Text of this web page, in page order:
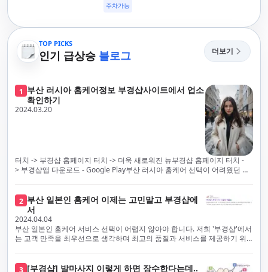
주차가능
TOP PICKS
인기 급상승 블로그 더보기
1 부산 러시아 홈케어정보 부경샵사이트에서 업소
확인하기
2024.03.20
터치 -> 부경샵 홈페이지 터치 -> 더욱 새로워진 뉴부경샵 홈페이지 터치 -
> 부경샵앱 다운로드 - Google Play부산 러시아 홈케어 선택이 어려웠던 시
스의 모든 과정을 후불제로 운영합니다. 이는 고객님의 최대 편의를 보장하
기 위한 부경샵의 약속입니다.부경샵은 현장에서 바로 고객님께 서비스를
제공하는 깨끗하고 전문적으로 훈련된 관리사들을 다수 보유하고 있음을 자
랑스럽게 생각합니다. 이는 프리미엄 부산 러시아 홈케어 경험을 제공하기
위한 부경샵의 노력의 일환입니다.현 시대의 불확실성 속에서, 안전은 부경
하고 개인의 건강 상태를 지속적으로 모니터링합니다.예약금을 요구하는 업
2 부산 일본인 홈케어 이제는 고민말고 부경샵에
서
2024.04.04
부산 일본인 홈케어 서비스 선택이 어렵지 않아야 합니다. 저희 '부경샵'에서
는 고객 만족을 최우선으로 생각하며 최고의 품질과 서비스를 제공하기 위
프리미엄 부산 일본인 홈케어 경험을 제공하고자 현장에서 직접 깨끗하고
3 [부경샵] 발마사지 이렇게 하면 장수한다는데..